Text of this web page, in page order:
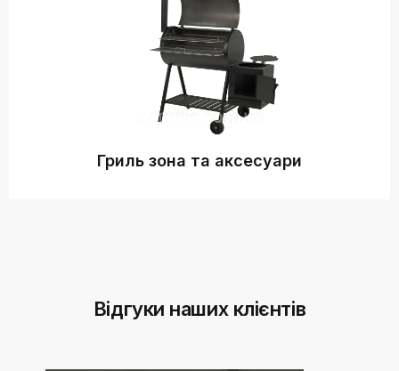
Гриль зона та аксесуари
Відгуки наших клієнтів